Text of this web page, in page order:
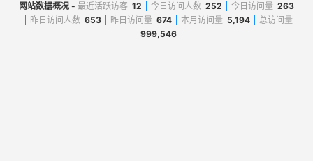
网站数据概况 - 最近活跃访客 12 今日访问人数 252 今日访问量 263
昨日访问人数 653 昨日访问量 674 本月访问量 5,194
总访问量
999,546